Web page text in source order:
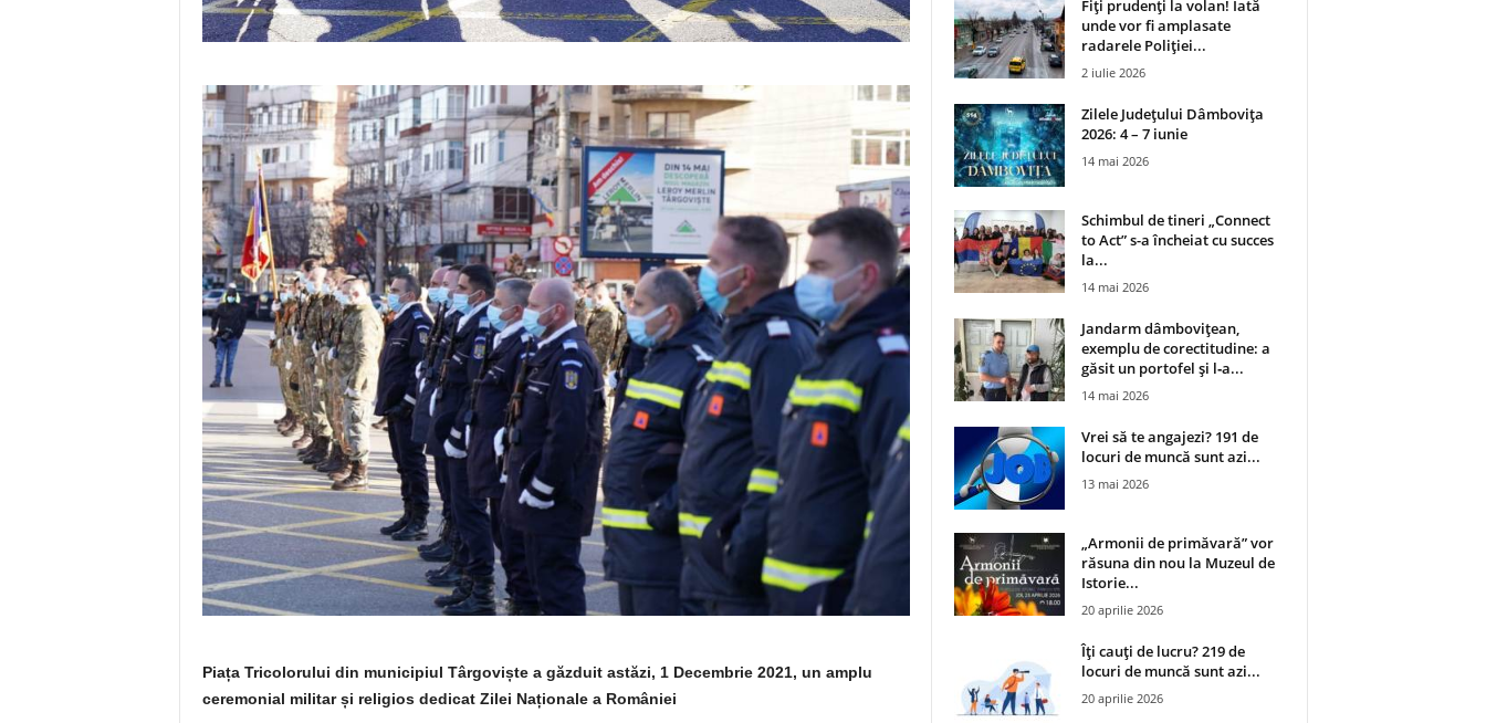
Piața Tricolorului din municipiul Târgoviște a găzduit astăzi, 1 Decembrie 2021, un amplu
ceremonial militar și religios dedicat Zilei Naționale a României
Fiți prudenți la volan! Iată
unde vor fi amplasate
radarele Poliției...
2 iulie 2026
Zilele Județului Dâmbovița
2026: 4 – 7 iunie
14 mai 2026
Schimbul de tineri „Connect
to Act” s-a încheiat cu succes
la...
14 mai 2026
Jandarm dâmbovițean,
exemplu de corectitudine: a
găsit un portofel și l‑a...
14 mai 2026
Vrei să te angajezi? 191 de
locuri de muncă sunt azi...
13 mai 2026
„Armonii de primăvară” vor
răsuna din nou la Muzeul de
Istorie...
20 aprilie 2026
Îți cauți de lucru? 219 de
locuri de muncă sunt azi...
20 aprilie 2026